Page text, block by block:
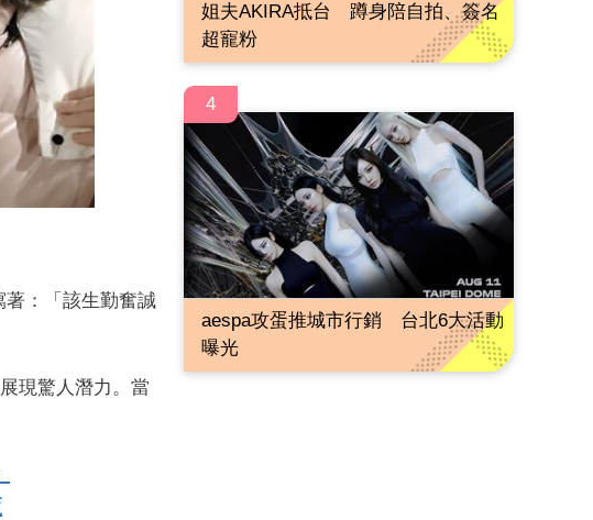
：「該生勤奮誠
現驚人潛力。當
姐夫AKIRA抵台 蹲身陪自拍、簽名
超寵粉
4
aespa攻蛋推城市行銷 台北6大活動
曝光